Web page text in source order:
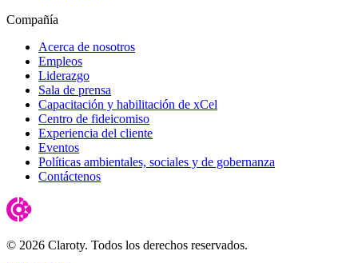
Compañía
Acerca de nosotros
Empleos
Liderazgo
Sala de prensa
Capacitación y habilitación de xCel
Centro de fideicomiso
Experiencia del cliente
Eventos
Políticas ambientales, sociales y de gobernanza
Contáctenos
© 2026 Claroty. Todos los derechos reservados.